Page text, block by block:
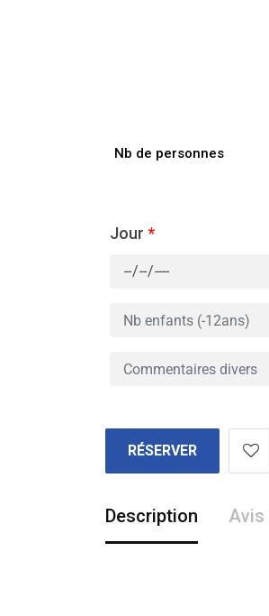
Nb de personnes
Jour *
RÉSERVER
Description Avis